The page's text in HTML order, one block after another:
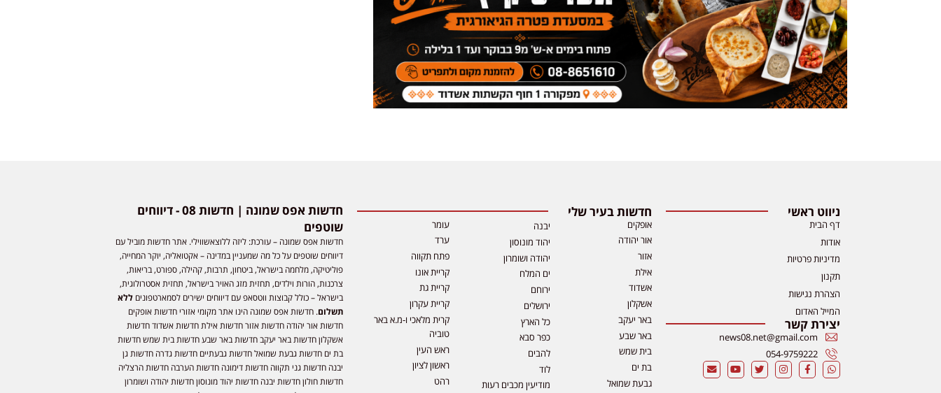
ניווט ראשי
דף הבית
אודות
מדיניות פרטיות
תקנון
הצהרת נגישות
המייל האדום
יצירת קשר
news08.net@gmail.com
054-9759222
חדשות בעיר שלי
אופקים
אור יהודה
אזור
אילת
אשדוד
אשקלון
באר יעקב
באר שבע
בית שמש
בת ים
גבעת שמואל
יבנה
יהוד מונוסון
יהודה ושומרון
ים המלח
ירוחם
ירושלים
כל הארץ
כפר סבא
להבים
לוד
מודיעין מכבים רעות
עומר
ערד
פתח תקווה
קריית אונו
קריית גת
קריית עקרון
קרית מלאכי ו-מ.א באר
טוביה
ראש העין
ראשון לציון
רהט
חדשות אפס שמונה | חדשות 08 - דיווחים
שוטפים
חדשות אפס שמונה – עורכת: ליזה ללוצאשווילי. אתר חדשות מוביל עם
דיווחים שוטפים על כל מה שמעניין במדינה – אקטואליה, יוקר המחייה,
פוליטיקה, מלחמה בישראל, ביטחון, תרבות, קהילה, ספורט, בריאות,
צרכנות, הורות וילדים, תחזית מזג האויר בישראל, תחזית אסטרולוגית,
בישראל – כולל קבוצות ווטסאפ עם דיווחים ישירים לסמארטפוניםללא
תשלום. חדשות אפס שמונה הינו אתר מקומי אזורי חדשות אופקים
חדשות אור יהודה חדשות אזור חדשות אילת חדשות אשדוד חדשות
אשקלון חדשות באר יעקב חדשות באר שבע חדשות בית שמש חדשות
בת ים חדשות גבעת שמואל חדשות גבעתיים חדשות גדרה חדשות גן
יבנה חדשות גני תקווה חדשות דימונה חדשות הערבה חדשות הרצליה
חדשות חולון חדשות יבנה חדשות יהוד מונוסון חדשות יהודה ושומרון